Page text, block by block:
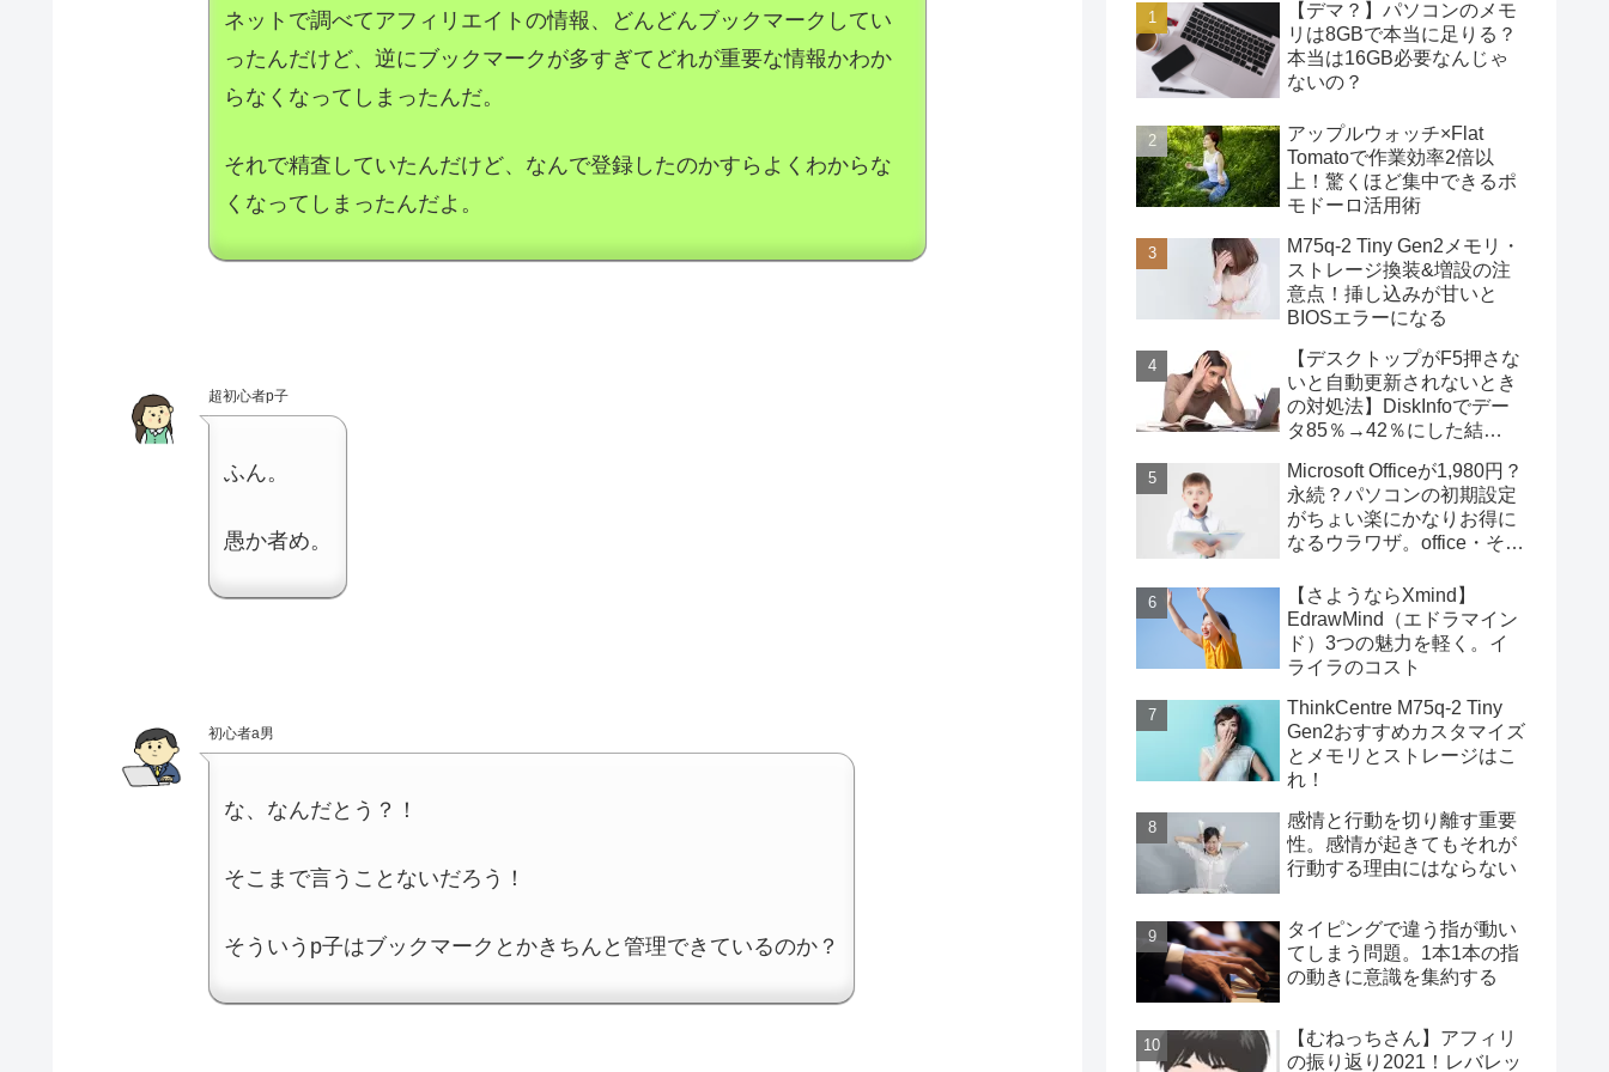
ネットで調べてアフィリエイトの情報、どんどんブックマークしてい
ったんだけど、逆にブックマークが多すぎてどれが重要な情報かわか
らなくなってしまったんだ。
それで精査していたんだけど、なんで登録したのかすらよくわからな
くなってしまったんだよ。
超初心者p子
ふん。
愚か者め。
初心者a男
な、なんだとう？！
そこまで言うことないだろう！
そういうp子はブックマークとかきちんと管理できているのか？
【デマ？】パソコンのメモ
リは8GBで本当に足りる？
本当は16GB必要なんじゃ
ないの？
アップルウォッチ×Flat
Tomatoで作業効率2倍以
上！驚くほど集中できるポ
モドーロ活用術
M75q-2 Tiny Gen2メモリ・
ストレージ換装&増設の注
意点！挿し込みが甘いと
BIOSエラーになる
【デスクトップがF5押さな
いと自動更新されないとき
の対処法】DiskInfoでデー
タ85％→42％にした結
Microsoft Officeが1,980円？
永続？パソコンの初期設定
がちょい楽にかなりお得に
なるウラワザ。office・その
【さようならXmind】
EdrawMind（エドラマイン
ド）3つの魅力を軽く。イ
ライラのコスト
ThinkCentre M75q-2 Tiny
Gen2おすすめカスタマイズ
とメモリとストレージはこ
れ！
感情と行動を切り離す重要
性。感情が起きてもそれが
行動する理由にはならない
タイピングで違う指が動い
てしまう問題。1本1本の指
の動きに意識を集約する
【むねっちさん】アフィリ
の振り返り2021！レバレッ